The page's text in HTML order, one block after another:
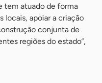
tem atuado de forma
locais, apoiar a criação
conjunta de
regiões do estado”,